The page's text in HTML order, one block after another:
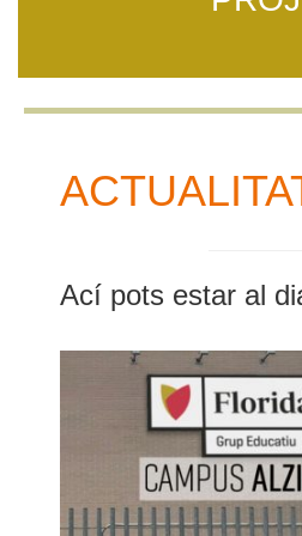
Ací pots estar al